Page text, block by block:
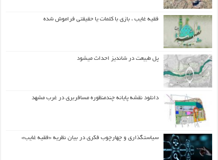
فقیه غایب ، بازی با کلمات یا حقیقتی فراموش شده
پل طبیعت در شاندیز احداث میشود
دانلود نقشه پایانه چندمنظوره مسافربری در غرب مشهد
سیاستگذاری و چهارچوب فکری در بیان نظریه «فقیه غایب»